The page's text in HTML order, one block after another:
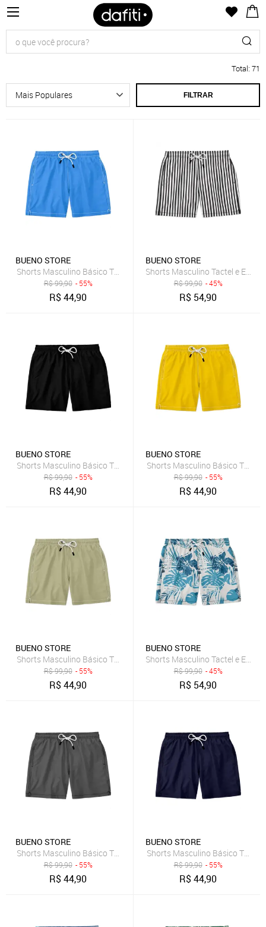
Total: 71
FILTRAR
BUENO STORE
Shorts Masculino Básico Tactel e Elastano Leve c/ Elástico e
R$99,90 - 55%
R$44,90
BUENO STORE
Shorts Masculino Tactel e
R$99,90 - 45%
R$ 54,90
BUENO STORE
Shorts Masculino Básico Tactel e Elastano Leve c/ Elástico e
R$99,90 - 55%
R$44,90
BUENO STORE
Shorts Masculino Básico Tactel
R$99,90 - 55%
R$44,90
BUENO STORE
Shorts Masculino Básico Tactel e Elastano Leve c/ Elástico e
R$99,90 - 55%
R$44,90
BUENO STORE
Shorts Masculino Tactel e
R$99,90 - 45%
R$ 54,90
BUENO STORE
Shorts Masculino Básico Tactel e Elastano Leve c/ Elástico e
R$99,90 - 55%
R$44,90
BUENO STORE
Shorts Masculino Básico Tactel
R$99,90 - 55%
R$44,90